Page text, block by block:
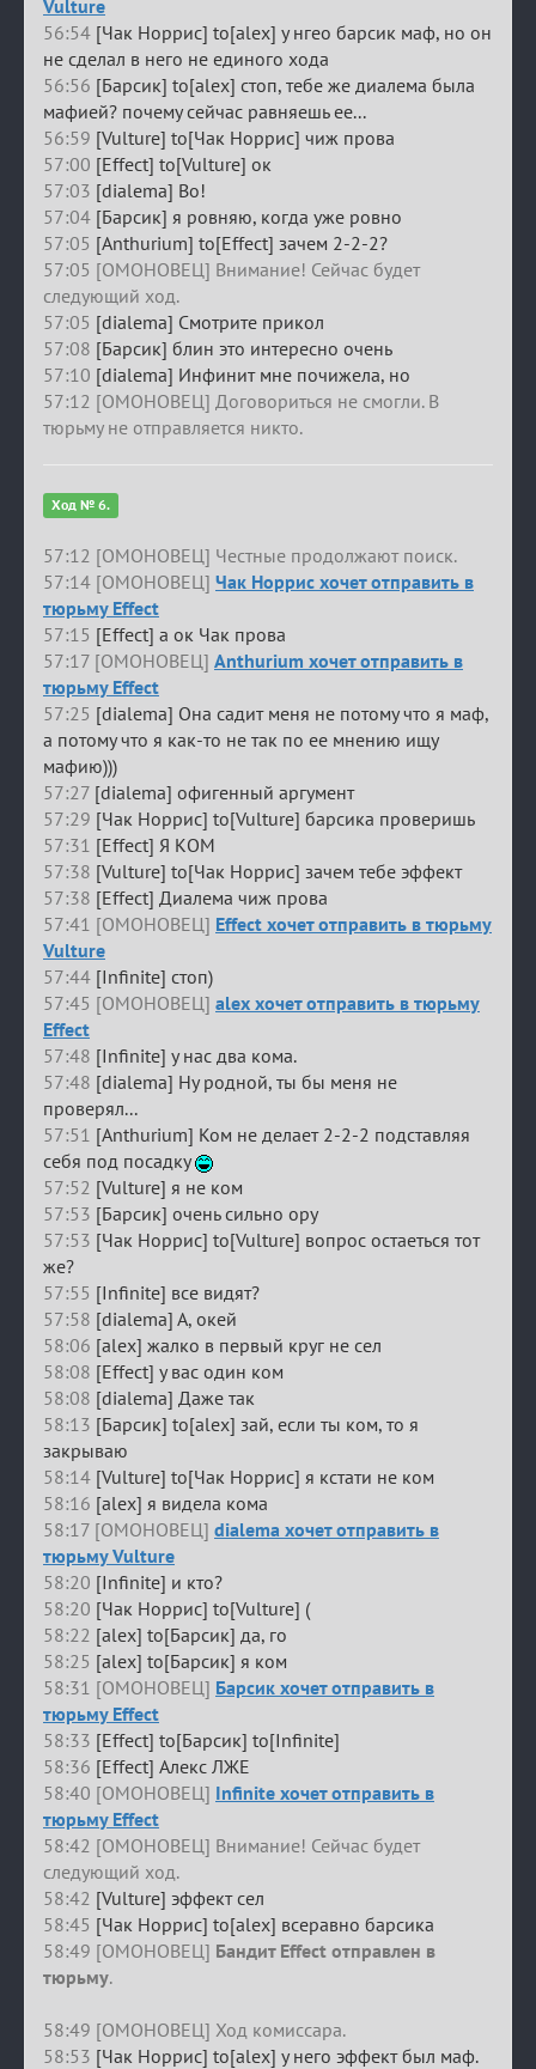
Vulture
56:54 [Чак Норрис] to[alex] у нгео барсик маф, но он
не сделал в него не единого хода
56:56 [Барсик] to[alex] стоп, тебе же диалема была
мафией? почему сейчас равняешь ее...
56:59 [Vulture] to[Чак Норрис] чиж прова
57:00 [Effect] to[Vulture] ок
57:03 [dialema] Во!
57:04 [Барсик] я ровняю, когда уже ровно
57:05 [Anthurium] to[Effect] зачем 2-2-2?
57:05 [ОМОНОВЕЦ] Внимание! Сейчас будет
следующий ход.
57:05 [dialema] Смотрите прикол
57:08 [Барсик] блин это интересно очень
57:10 [dialema] Инфинит мне почижела, но
57:12 [ОМОНОВЕЦ] Договориться не смогли. В
тюрьму не отправляется никто.
Ход № 6.
57:12 [ОМОНОВЕЦ] Честные продолжают поиск.
57:14 [ОМОНОВЕЦ] Чак Норрис хочет отправить в
тюрьму Effect
57:15 [Effect] а ок Чак прова
57:17 [ОМОНОВЕЦ] Anthurium хочет отправить в
тюрьму Effect
57:25 [dialema] Она садит меня не потому что я маф,
а потому что я как-то не так по ее мнению ищу
мафию)))
57:27 [dialema] офигенный аргумент
57:29 [Чак Норрис] to[Vulture] барсика проверишь
57:31 [Effect] Я КОМ
57:38 [Vulture] to[Чак Норрис] зачем тебе эффект
57:38 [Effect] Диалема чиж прова
57:41 [ОМОНОВЕЦ] Effect хочет отправить в тюрьму
Vulture
57:44 [Infinite] стоп)
57:45 [ОМОНОВЕЦ] alex хочет отправить в тюрьму
Effect
57:48 [Infinite] у нас два кома.
57:48 [dialema] Ну родной, ты бы меня не
проверял...
57:51 [Anthurium] Ком не делает 2-2-2 подставляя
себя под посадку
57:52 [Vulture] я не ком
57:53 [Барсик] очень сильно ору
57:53 [Чак Норрис] to[Vulture] вопрос остаеться тот
же?
57:55 [Infinite] все видят?
57:58 [dialema] А, окей
58:06 [alex] жалко в первый круг не сел
58:08 [Effect] у вас один ком
58:08 [dialema] Даже так
58:13 [Барсик] to[alex] зай, если ты ком, то я
закрываю
58:14 [Vulture] to[Чак Норрис] я кстати не ком
58:16 [alex] я видела кома
58:17 [ОМОНОВЕЦ] dialema хочет отправить в
тюрьму Vulture
58:20 [Infinite] и кто?
58:20 [Чак Норрис] to[Vulture] (
58:22 [alex] to[Барсик] да, го
58:25 [alex] to[Барсик] я ком
58:31 [ОМОНОВЕЦ] Барсик хочет отправить в
тюрьму Effect
58:33 [Effect] to[Барсик] to[Infinite]
58:36 [Effect] Алекс ЛЖЕ
58:40 [ОМОНОВЕЦ] Infinite хочет отправить в
тюрьму Effect
58:42 [ОМОНОВЕЦ] Внимание! Сейчас будет
следующий ход.
58:42 [Vulture] эффект сел
58:45 [Чак Норрис] to[alex] всеравно барсика
58:49 [ОМОНОВЕЦ] Бандит Effect отправлен в
тюрьму.
58:49 [ОМОНОВЕЦ] Ход комиссара.
58:53 [Чак Норрис] to[alex] у него эффект был маф.